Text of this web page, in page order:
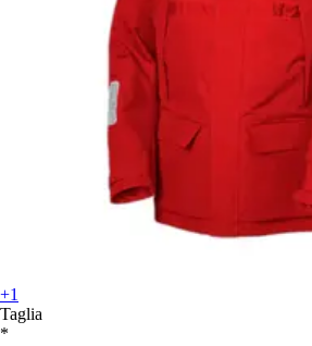
+1
Taglia
*